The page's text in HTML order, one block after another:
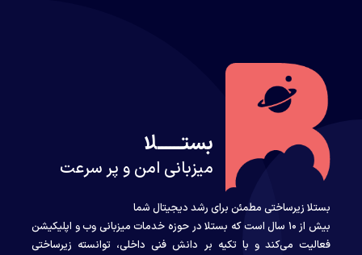
بستــــــلا
میزبانی امن و پر سرعت
بستلا زیرساختی مطمئن برای رشد دیجیتال شما
بیش از ۱۰ سال است که بستلا در حوزه خدمات میزبانی وب و اپلیکیشن
فعالیت می‌کند و با تکیه بر دانش فنی داخلی، توانسته زیرساختی